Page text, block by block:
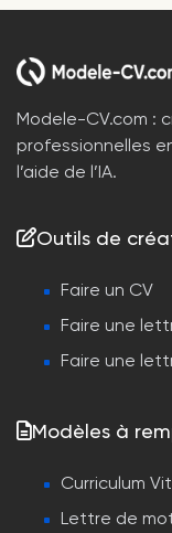
Modele-CV.com :
professionnelles
l’aide de l’IA.
Outils de
Faire un CV
Faire une
Faire une
Modèles à
Curriculum
Lettre de